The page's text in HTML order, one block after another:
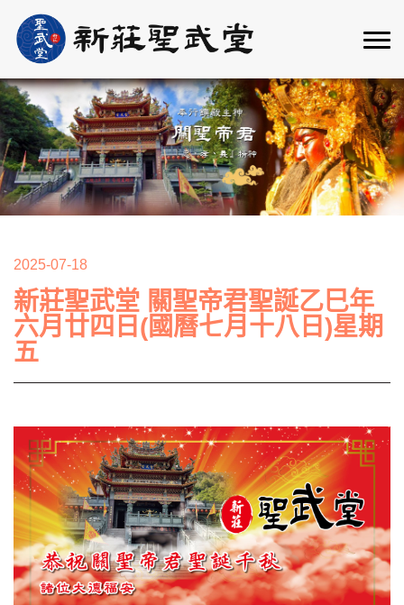
2025-07-18
新莊聖武堂 關聖帝君聖誕乙巳年
六月廿四日(國曆七月十八日)星期
五